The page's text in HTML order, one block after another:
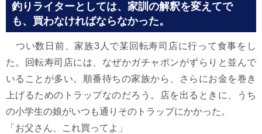
釣りライターとしては、家訓の解釈を変えてで
も、買わなければならなかった。
つい数日前、家族3人で某回転寿司店に行って食事をし
た。回転寿司店には、なぜかガチャポンがずらりと並んで
いることが多い。順番待ちの家族から、さらにお金を巻き
上げるためのトラップなのだろう。店を出るときに、うち
の小学生の娘がいつも通りそのトラップにかかった。
「お父さん、これ買ってよ」